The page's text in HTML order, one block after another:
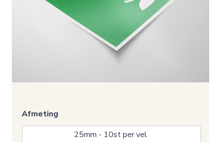
Afmeting
25mm - 10st per vel